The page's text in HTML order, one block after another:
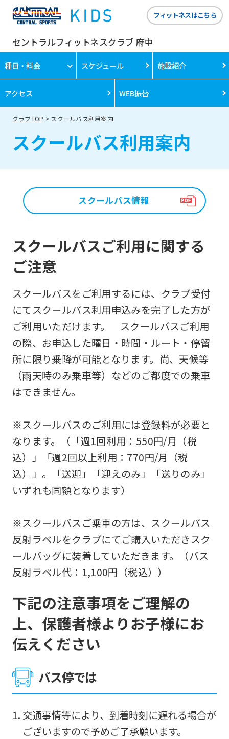
セントラルフィットネスクラブ 府中
フィットネスはこちら
種目・料金 スケジュール 施設紹介
アクセス WEB振替
クラブTOP スクールバス利用案内
スクールバス利用案内
スクールバス情報
スクールバスご利用に関する
ご注意
スクールバスをご利用するには、クラブ受付
にてスクールバス利用申込みを完了した方が
ご利用いただけます。 スクールバスご利用
の際、お申込した曜日・時間・ルート・停留
所に限り乗降が可能となります。尚、天候等
（雨天時のみ乗車等）などのご都度での乗車
はできません。
※スクールバスのご利用には登録料が必要と
なります。（「週1回利用：550円/月（税
込）」「週2回以上利用：770円/月（税
込）」。「送迎」「迎えのみ」「送りのみ」
いずれも同額となります）
※スクールバスご乗車の方は、スクールバス
反射ラベルをクラブにてご購入いただきスク
ールバッグに装着していただきます。（バス
反射ラベル代：1,100円（税込））
下記の注意事項をご理解の
上、保護者様よりお子様にお
伝えください
バス停では
交通事情等により、到着時刻に遅れる場合が
ございますので予めご了承願います。